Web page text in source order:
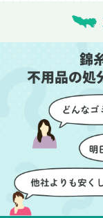
特に、物が散
イテムの仕分け
つ丁寧に対応
けたのがあり
です。家族そ
要なものを確
進めることが
感を持って作
できました。
業終了後には
清掃していただ
で新しい家のよ
感に感動しました
錦
不用品の処